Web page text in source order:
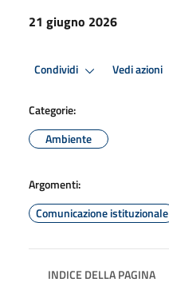
21 giugno 2026
Condividi Vedi azioni
Categorie:
Ambiente
Argomenti:
Comunicazione istituzionale
INDICE DELLA PAGINA